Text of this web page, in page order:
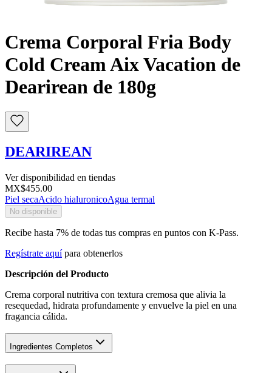
Crema Corporal Fria Body
Cold Cream Aix Vacation de
Dearirean de 180g
DEARIREAN
Ver disponibilidad en tiendas
MX$455.00
Piel secaAcido hialuronicoAgua termal
No disponible
Recibe hasta 7% de todas tus compras en puntos con K-Pass.
Regístrate aquí para obtenerlos
Descripción del Producto
Crema corporal nutritiva con textura cremosa que alivia la
resequedad, hidrata profundamente y envuelve la piel en una
fragancia cálida.
Ingredientes Completos